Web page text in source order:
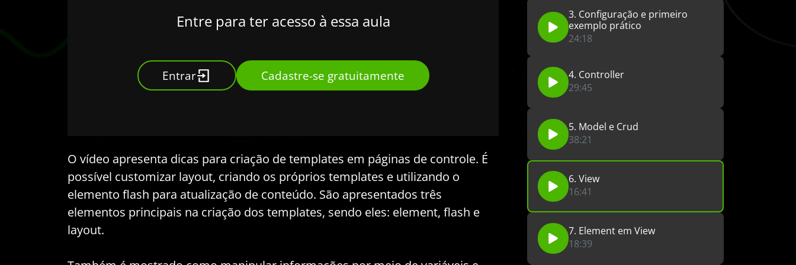
Entre para ter acesso à essa aula
Entrar Cadastre-se gratuitamente
O vídeo apresenta dicas para criação de templates em páginas de controle. É
possível customizar layout, criando os próprios templates e utilizando o
elemento flash para atualização de conteúdo. São apresentados três
elementos principais na criação dos templates, sendo eles: element, flash e
layout.
3. Configuração e primeiro
exemplo prático
24:18
4. Controller
29:45
5. Model e Crud
38:21
6. View
16:41
7. Element em View
18:39